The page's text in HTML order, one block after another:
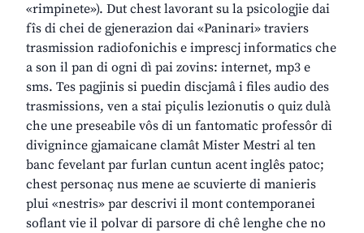
«rimpinete»). Dut chest lavorant su la psicologjie dai
fîs di chei de gjenerazion dai «Paninari» traviers
trasmission radiofonichis e imprescj informatics che
a son il pan di ogni dì pai zovins: internet, mp3 e
sms. Tes pagjinis si puedin discjamâ i files audio des
trasmissions, ven a stai piçulis lezionutis o quiz dulà
che une preseabile vôs di un fantomatic professôr di
divignince gjamaicane clamât Mister Mestri al ten
banc fevelant par furlan cuntun acent inglês patoc;
chest personaç nus mene ae scuvierte di manieris
plui «nestris» par descrivi il mont contemporanei
soflant vie il polvar di parsore di chê lenghe che no